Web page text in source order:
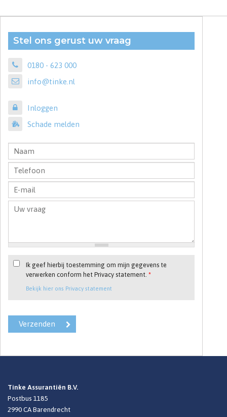
Stel ons gerust uw vraag
0180 - 623 000
info@tinke.nl
Inloggen
Schade melden
Ik geef hierbij toestemming om mijn gegevens te
verwerken conform het Privacy statement. *
Bekijk hier ons Privacy statement
Tinke Assurantiën B.V.
Postbus 1185
2990 CABarendrecht